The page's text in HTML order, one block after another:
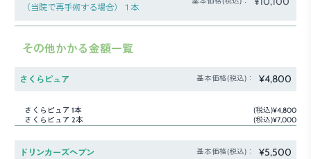
（当院で再手術する場合）１本
その他かかる金額一覧
さくらピュア 基本価格(税込)： ¥4,800
さくらピュア 1本
(税込)¥4,800
さくらピュア 2本
(税込)¥7,000
ドリンカーズヘブン 基本価格(税込)： ¥5,500